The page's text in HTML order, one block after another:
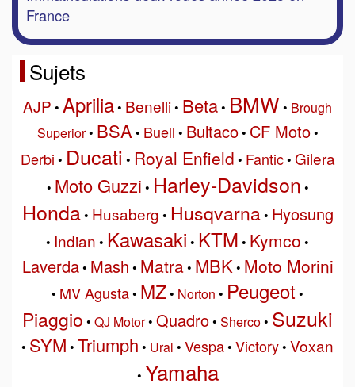
France
Sujets
AJP • Aprilia• Benelli• Beta• BMW • Brough
Superior• BSA• Buell • Bultaco• CF Moto•
Derbi • Ducati • Royal Enfield • Fantic• Gilera
• Moto Guzzi • Harley-Davidson •
Honda• Husaberg • Husqvarna• Hyosung
• Indian • Kawasaki • KTM • Kymco •
Laverda• Mash • Matra• MBK• Moto Morini
• MV Agusta• MZ• Norton • Peugeot •
Piaggio • QJ Motor• Quadro• Sherco• Suzuki
• SYM • Triumph • Ural • Vespa• Victory• Voxan
• Yamaha